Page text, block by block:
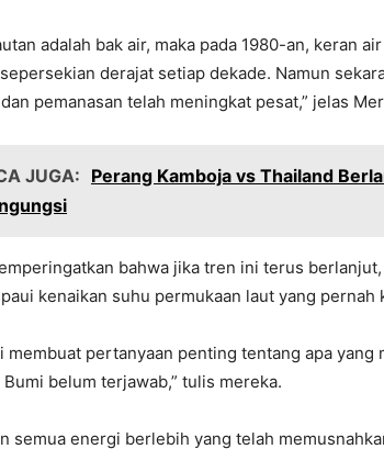
adalah bak air, maka pada 1980-an, keran
derajat setiap dekade. Namun
pemanasan telah meningkat pesat,” jelas
JUGA: Perang Kamboja vs Thailand
bahwa jika tren ini terus
kenaikan suhu permukaan laut yang
membuat pertanyaan penting tentang apa
belum terjawab,” tulis mereka.
semua energi berlebih yang telah